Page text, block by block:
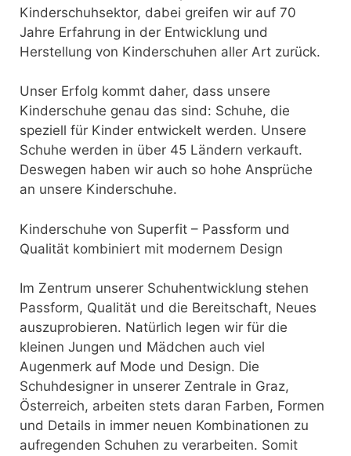
Kinderschuhsektor, dabei greifen wir auf 70
Jahre Erfahrung in der Entwicklung und
Herstellung von Kinderschuhen aller Art zurück.
Unser Erfolg kommt daher, dass unsere
Kinderschuhe genau das sind: Schuhe, die
speziell für Kinder entwickelt werden. Unsere
Schuhe werden in über 45 Ländern verkauft.
Deswegen haben wir auch so hohe Ansprüche
an unsere Kinderschuhe.
Kinderschuhe von Superfit – Passform und
Qualität kombiniert mit modernem Design
Im Zentrum unserer Schuhentwicklung stehen
Passform, Qualität und die Bereitschaft, Neues
auszuprobieren. Natürlich legen wir für die
kleinen Jungen und Mädchen auch viel
Augenmerk auf Mode und Design. Die
Schuhdesigner in unserer Zentrale in Graz,
Österreich, arbeiten stets daran Farben, Formen
und Details in immer neuen Kombinationen zu
aufregenden Schuhen zu verarbeiten. Somit